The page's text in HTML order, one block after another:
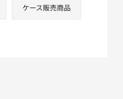
ケース販売商品